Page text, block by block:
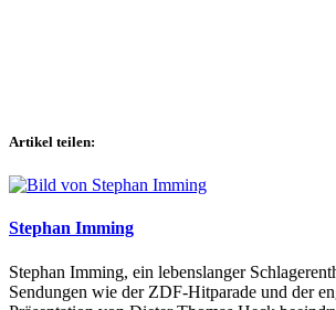
Artikel teilen:
Stephan Imming
Stephan Imming, ein lebenslanger
Sendungen wie der ZDF-Hitparade und der